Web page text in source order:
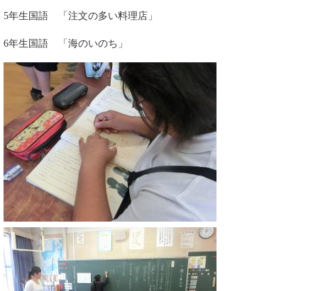
5年生国語 「注文の多い料理店」
6年生国語 「海のいのち」